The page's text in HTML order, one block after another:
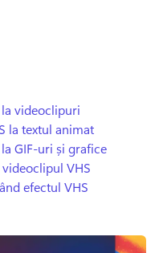
videoclipuri
la textul animat
GIF-uri și grafice
VHS
efectul VHS